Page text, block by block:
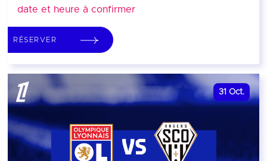
date et heure à confirmer
RÉSERVER
31 Oct.